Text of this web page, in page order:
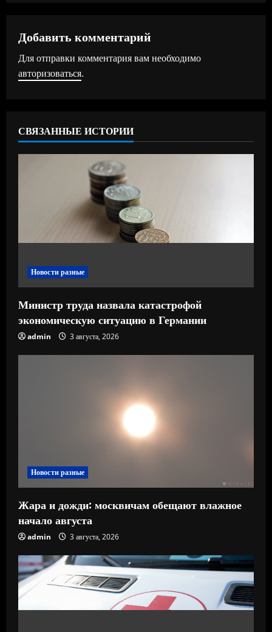
л
ж
и
ь
ч
и
е
Добавить комментарий
Для отправки комментария вам необходимо
авторизоваться.
СВЯЗАННЫЕ ИСТОРИИ
Новости разные
Министр труда назвала катастрофой
экономическую ситуацию в Германии
admin 3 августа, 2026
Новости разные
Жара и дожди: москвичам обещают влажное
начало августа
admin 3 августа, 2026